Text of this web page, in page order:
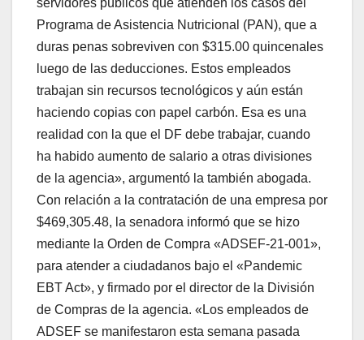
servidores públicos que atienden los casos del
Programa de Asistencia Nutricional (PAN), que a
duras penas sobreviven con $315.00 quincenales
luego de las deducciones. Estos empleados
trabajan sin recursos tecnológicos y aún están
haciendo copias con papel carbón. Esa es una
realidad con la que el DF debe trabajar, cuando
ha habido aumento de salario a otras divisiones
de la agencia», argumentó la también abogada.
Con relación a la contratación de una empresa por
$469,305.48, la senadora informó que se hizo
mediante la Orden de Compra «ADSEF-21-001»,
para atender a ciudadanos bajo el «Pandemic
EBT Act», y firmado por el director de la División
de Compras de la agencia. «Los empleados de
ADSEF se manifestaron esta semana pasada